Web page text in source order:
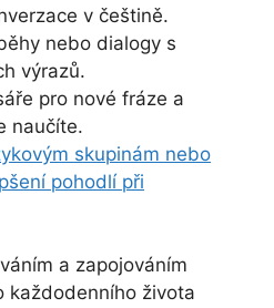
v češtině.
nebo dialogy s
výrazů.
pro nové fráze a
naučíte.
skupinám nebo
pohodlí při
a zapojováním
každodenního života